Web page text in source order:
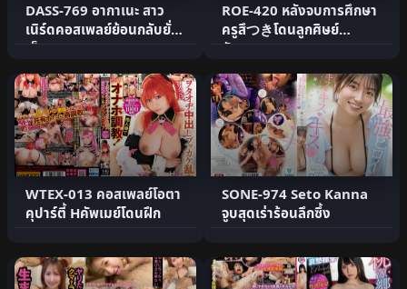
DASS-769 อากาเนะ สาว
เนิร์ดคอสเพลย์ย้อนกลับยั่ว
เย็ด
ROE-420 หลังจบการศึกษา
ครูสึつきโดนลูกศิษย์
อันธพาลรุม
WTEX-013 คอสเพลย์โอตา
คุปาร์ตี้ Hคัพเมย์โดนฝึก
SONE-974 Seto Kanna
จูบสุดเร่าร้อนลึกซึ้ง